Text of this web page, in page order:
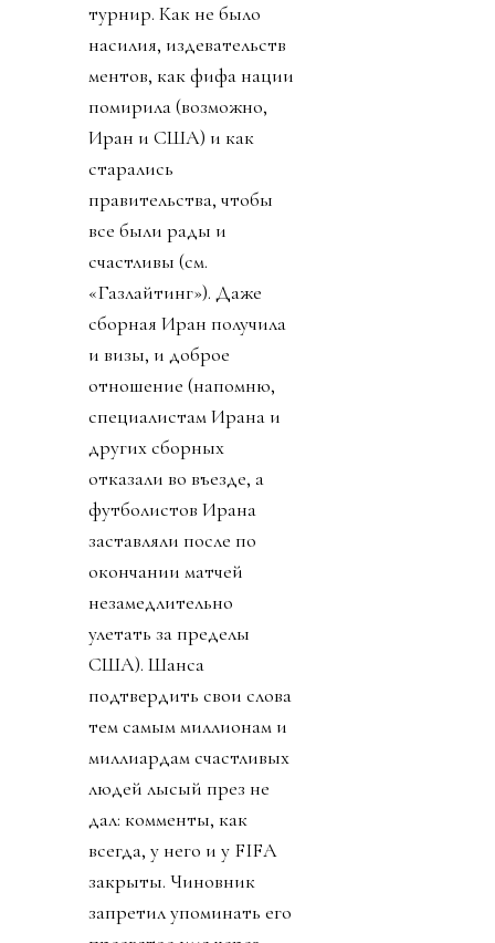
турнир. Как не было
насилия, издевательств
ментов, как фифа нации
помирила (возможно,
Иран и США) и как
старались
правительства, чтобы
все были рады и
счастливы (см.
«Газлайтинг»). Даже
сборная Иран получила
и визы, и доброе
отношение (напомню,
специалистам Ирана и
других сборных
отказали во въезде, а
футболистов Ирана
заставляли после по
окончании матчей
незамедлительно
улетать за пределы
США). Шанса
подтвердить свои слова
тем самым миллионам и
миллиардам счастливых
людей лысый през не
дал: комменты, как
всегда, у него и у FIFA
закрыты. Чиновник
запретил упоминать его